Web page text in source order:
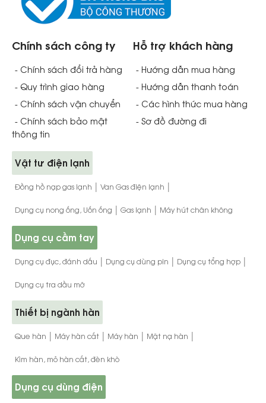
Chính sách công ty
- Chính sách đổi trả hàng
- Quy trình giao hàng
- Chính sách vận chuyển
- Chính sách bảo mật
thông tin
Hỗ trợ khách hàng
- Hướng dẫn mua hàng
- Hướng dẫn thanh toán
- Các hình thức mua hàng
- Sơ đồ đường đi
Vật tư điện lạnh
Đồng hồ nạp gas lạnh | Van Gas điện lạnh |
Dụng cụ nong ống, Uốn ống | Gas lạnh | Máy hút chân không
Dụng cụ cầm tay
Dụng cụ đục, đánh dấu | Dụng cụ dùng pin | Dụng cụ tổng hợp |
Dụng cụ tra dầu mỡ
Thiết bị ngành hàn
Que hàn | Máy hàn cắt | Máy hàn | Mặt nạ hàn |
Kìm hàn, mỏ hàn cắt, đèn khò
Dụng cụ dùng điện